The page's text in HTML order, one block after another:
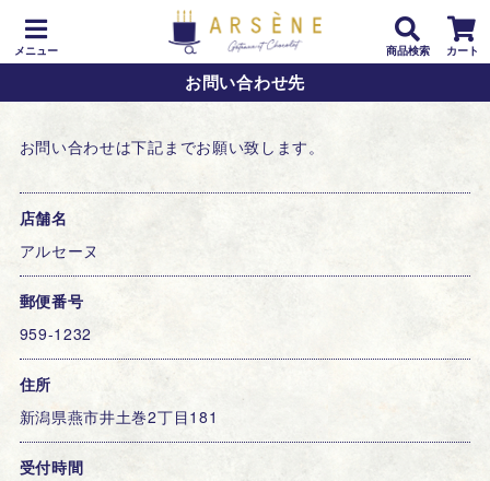
メニュー 商品検索 カート
お問い合わせ先
お問い合わせは下記までお願い致します。
店舗名
アルセーヌ
郵便番号
959-1232
住所
新潟県燕市井土巻2丁目181
受付時間